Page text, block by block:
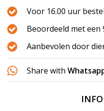
Voor 16.00 uur
Beoordeeld met
Aanbevolen door
Share with